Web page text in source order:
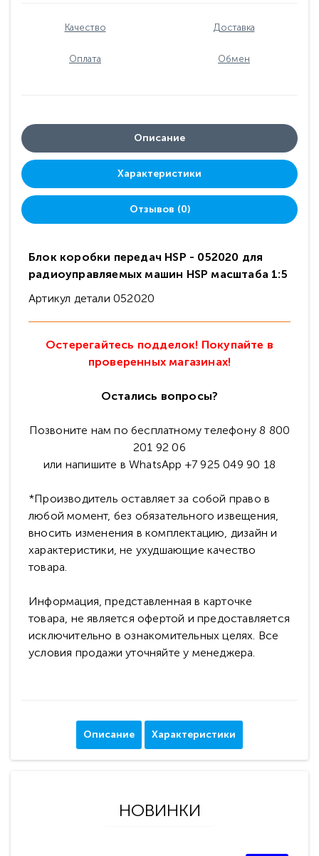
Качество Доставка
Оплата Обмен
Описание
Характеристики
Отзывов (0)
Блок коробки передач HSP - 052020 для
радиоуправляемых машин HSP масштаба 1:5
Артикул детали 052020
Остерегайтесь подделок! Покупайте в
проверенных магазинах!
Остались вопросы?
Позвоните нам по бесплатному телефону 8 800
201 92 06
или напишите в WhatsApp +7 925 049 90 18
*Производитель оставляет за собой право в
любой момент, без обязательного извещения,
вносить изменения в комплектацию, дизайн и
характеристики, не ухудшающие качество
товара.
Информация, представленная в карточке
товара, не является офертой и предоставляется
исключительно в ознакомительных целях. Все
условия продажи уточняйте у менеджера.
Описание Характеристики
НОВИНКИ